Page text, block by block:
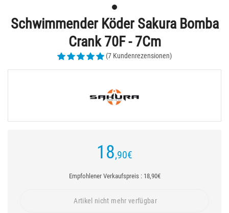
Schwimmender Köder Sakura Bomba
Crank 70F - 7Cm
(7 Kundenrezensionen)
18,90€
Empfohlener Verkaufspreis : 18,90€
Artikel nicht mehr verfügbar